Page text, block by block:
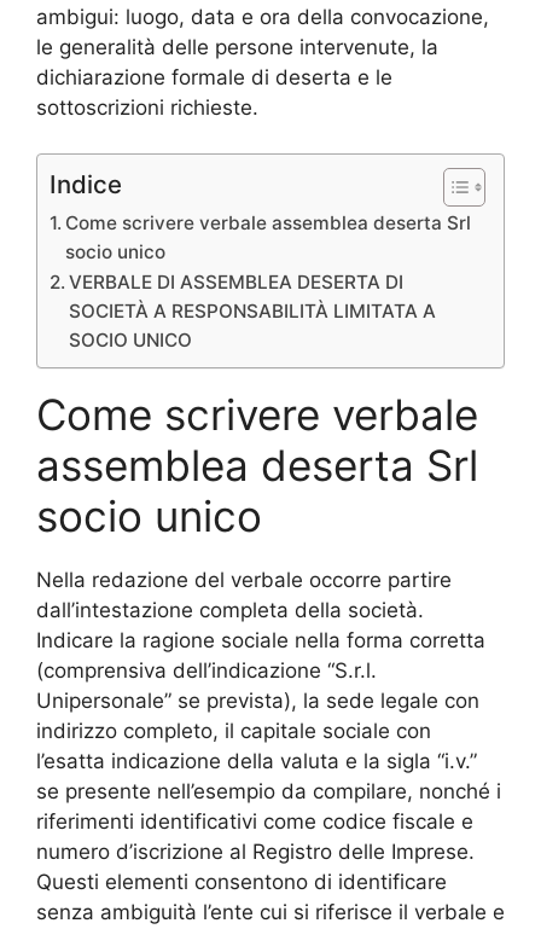
ambigui: luogo, data e ora della convocazione,
le generalità delle persone intervenute, la
dichiarazione formale di deserta e le
sottoscrizioni richieste.
Indice
Come scrivere verbale assemblea deserta Srl
socio unico​​
VERBALE DI ASSEMBLEA DESERTA DI
SOCIETÀ A RESPONSABILITÀ LIMITATA A
SOCIO UNICO
Come scrivere verbale
assemblea deserta Srl
socio unico​​
Nella redazione del verbale occorre partire
dall’intestazione completa della società.
Indicare la ragione sociale nella forma corretta
(comprensiva dell’indicazione “S.r.l.
Unipersonale” se prevista), la sede legale con
indirizzo completo, il capitale sociale con
l’esatta indicazione della valuta e la sigla “i.v.”
se presente nell’esempio da compilare, nonché i
riferimenti identificativi come codice fiscale e
numero d’iscrizione al Registro delle Imprese.
Questi elementi consentono di identificare
senza ambiguità l’ente cui si riferisce il verbale e